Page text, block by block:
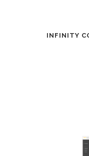
INFINITY